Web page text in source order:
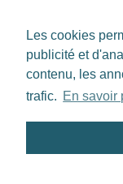
Les cookies
publicité et
contenu, les
trafic. En savoir